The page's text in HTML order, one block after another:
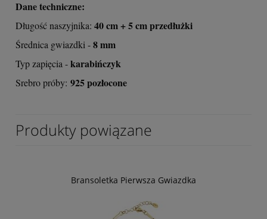
Dane techniczne:
Długość naszyjnika: 40 cm + 5 cm przedłużki
Średnica gwiazdki -8 mm
Typ zapięcia -karabińczyk
Srebro próby: 925 pozłocone
Produkty powiązane
Bransoletka Pierwsza Gwiazdka